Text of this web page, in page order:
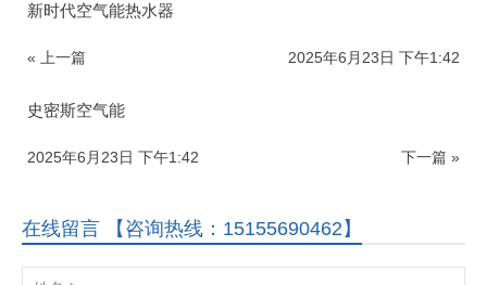
新时代空气能热水器
« 上一篇 2025年6月23日 下午1:42
史密斯空气能
下一篇 »
2025年6月23日 下午1:42
在线留言 【咨询热线：15155690462】